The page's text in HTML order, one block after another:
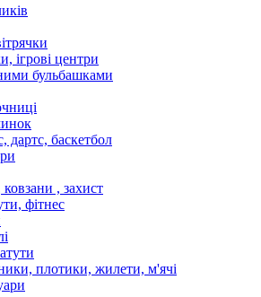
ігрові центри
бульбашками
дартс, баскетбол
, захист
фітнес
плотики, жилети, м'ячі